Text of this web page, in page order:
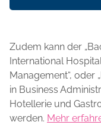
Zudem kann der
International
Management“, oder
in Business
Hotellerie und
werden. Mehr